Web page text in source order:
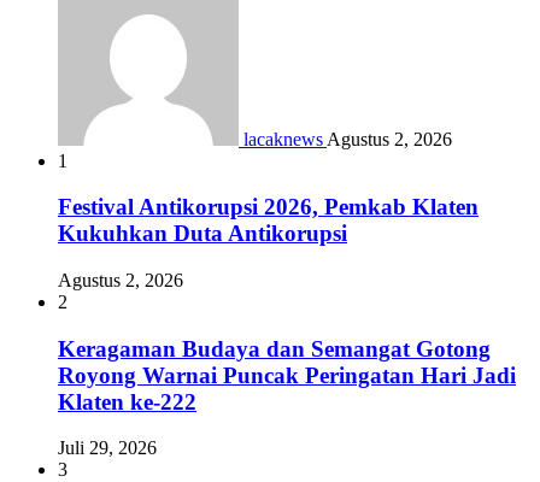
lacaknews Agustus 2, 2026
1
Festival Antikorupsi 2026, Pemkab Klaten
Kukuhkan Duta Antikorupsi
Agustus 2, 2026
2
Keragaman Budaya dan Semangat Gotong
Royong Warnai Puncak Peringatan Hari Jadi
Klaten ke-222
Juli 29, 2026
3